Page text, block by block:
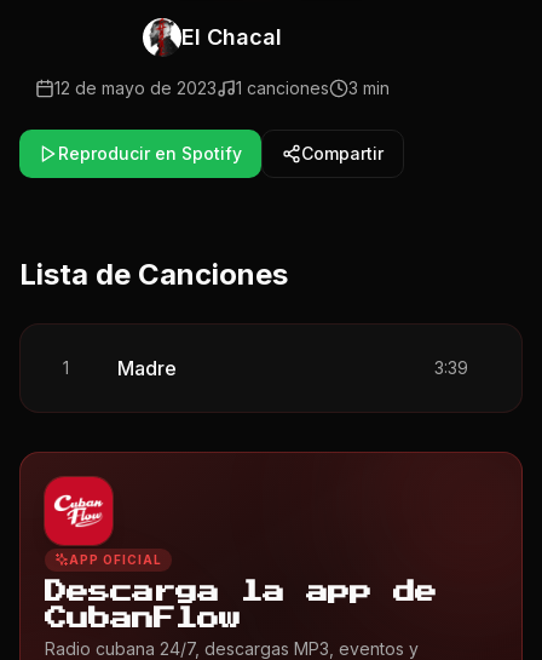
El Chacal
12 de mayo de 2023 1 canciones 3 min
Reproducir en Spotify Compartir
Lista de Canciones
1 Madre 3:39
APP OFICIAL
Descarga la app de
CubanFlow
Radio cubana 24/7, descargas MP3, eventos y